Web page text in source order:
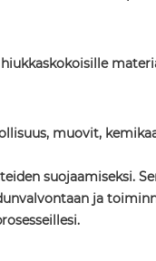
muovit,
suojaamiseksi.
ja